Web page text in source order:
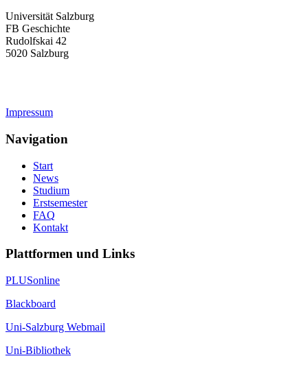
Universität Salzburg
FB Geschichte
Rudolfskai 42
5020 Salzburg
Impressum
Navigation
Start
News
Studium
Erstsemester
FAQ
Kontakt
Plattformen und Links
PLUSonline
Blackboard
Uni-Salzburg Webmail
Uni-Bibliothek